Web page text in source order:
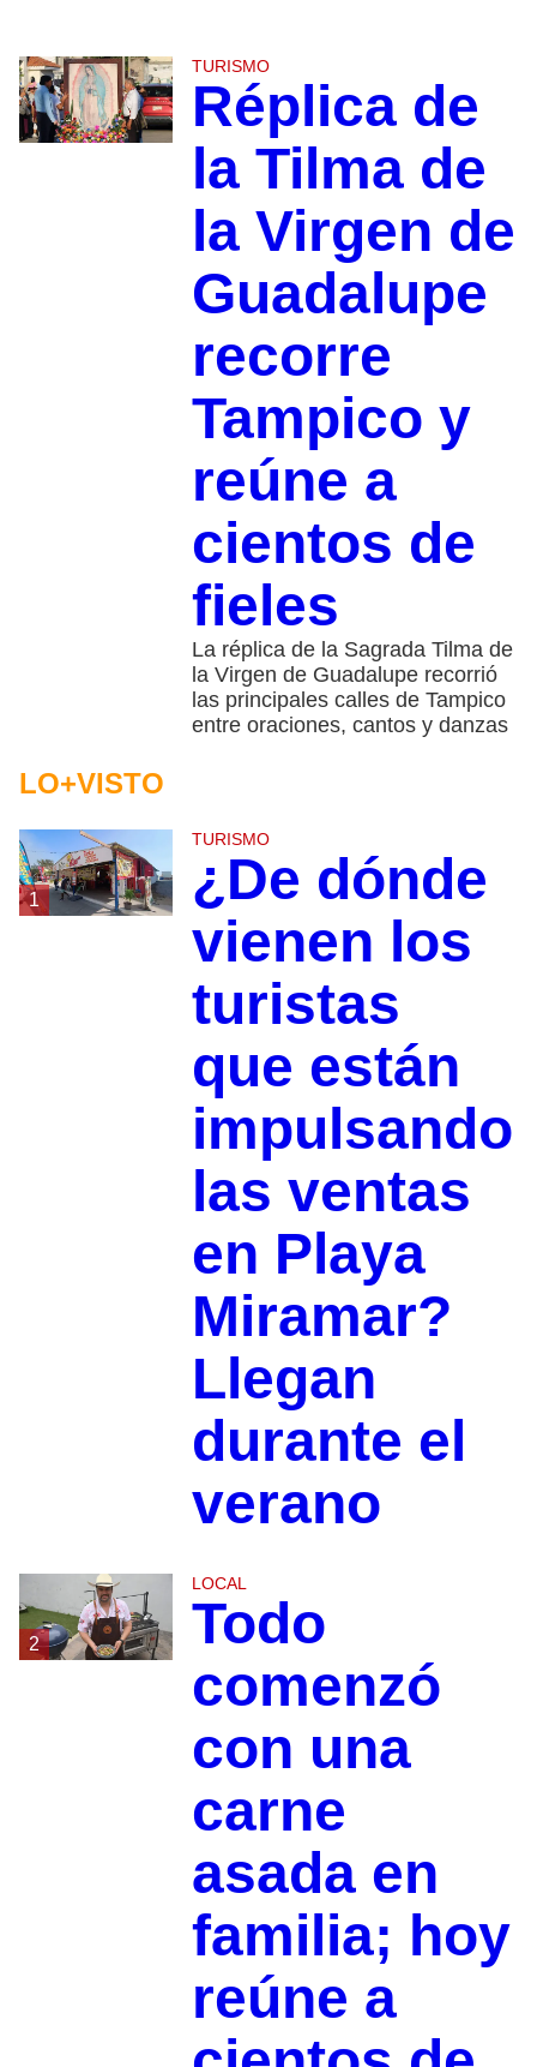
TURISMO
Réplica de
la Tilma de
la Virgen de
Guadalupe
recorre
Tampico y
reúne a
cientos de
fieles
La réplica de la Sagrada Tilma de
la Virgen de Guadalupe recorrió
las principales calles de Tampico
entre oraciones, cantos y danzas
LO+VISTO
1
TURISMO
¿De dónde
vienen los
turistas
que están
impulsando
las ventas
en Playa
Miramar?
Llegan
durante el
verano
2
LOCAL
Todo
comenzó
con una
carne
asada en
familia; hoy
reúne a